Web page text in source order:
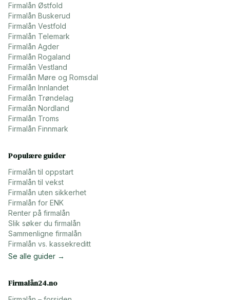
Firmalån Østfold
Firmalån Buskerud
Firmalån Vestfold
Firmalån Telemark
Firmalån Agder
Firmalån Rogaland
Firmalån Vestland
Firmalån Møre og Romsdal
Firmalån Innlandet
Firmalån Trøndelag
Firmalån Nordland
Firmalån Troms
Firmalån Finnmark
Populære guider
Firmalån til oppstart
Firmalån til vekst
Firmalån uten sikkerhet
Firmalån for ENK
Renter på firmalån
Slik søker du firmalån
Sammenligne firmalån
Firmalån vs. kassekreditt
Se alle guider →
Firmalån24.no